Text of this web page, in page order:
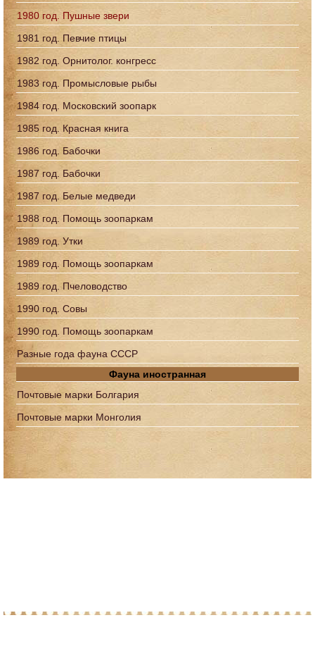
1980 год. Пушные звери
1981 год. Певчие птицы
1982 год. Орнитолог. конгресс
1983 год. Промысловые рыбы
1984 год. Московский зоопарк
1985 год. Красная книга
1986 год. Бабочки
1987 год. Бабочки
1987 год. Белые медведи
1988 год. Помощь зоопаркам
1989 год. Утки
1989 год. Помощь зоопаркам
1989 год. Пчеловодство
1990 год. Совы
1990 год. Помощь зоопаркам
Разные года фауна СССР
Фауна иностранная
Почтовые марки Болгария
Почтовые марки Монголия